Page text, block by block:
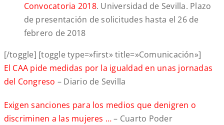
Convocatoria 2018. Universidad de Sevilla. Plazo
de presentación de solicitudes hasta el 26 de
febrero de 2018
[/toggle] [toggle type=»first» title=»Comunicación»]
El CAA pide medidas por la igualdad en unas jornadas
del Congreso – Diario de Sevilla
Exigen sanciones para los medios que denigren o
discriminen a las mujeres …– Cuarto Poder